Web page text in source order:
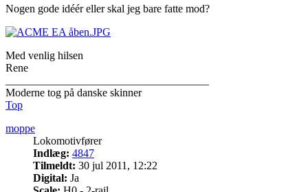
Nogen gode idéér eller skal jeg bare fatte mod?
Med venlig hilsen
Rene
Moderne tog på danske skinner
Top
moppe
Lokomotivfører
Indlæg: 4847
Tilmeldt: 30 jul 2011, 12:22
Digital: Ja